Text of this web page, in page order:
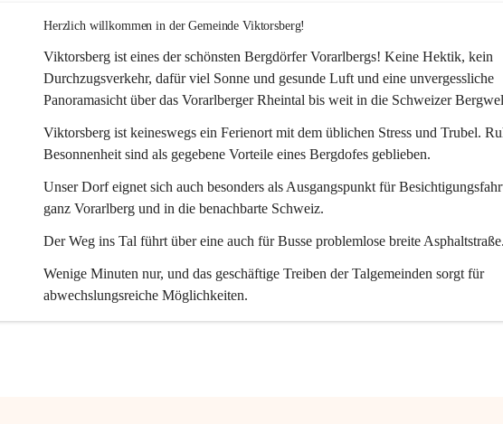
Herzlich willkommen in der Gemeinde Viktorsberg!
Viktorsberg ist eines der schönsten Bergdörfer Vorarlbergs! Keine Hektik, kein
Durchzugsverkehr, dafür viel Sonne und gesunde Luft und eine unvergessliche
Panoramasicht über das Vorarlberger Rheintal bis weit in die Schweizer
Viktorsberg ist keineswegs ein Ferienort mit dem üblichen Stress und Trubel.
Besonnenheit sind als gegebene Vorteile eines Bergdofes geblieben.
Unser Dorf eignet sich auch besonders als Ausgangspunkt für
ganz Vorarlberg und in die benachbarte Schweiz.
Der Weg ins Tal führt über eine auch für Busse problemlose breite
Wenige Minuten nur, und das geschäftige Treiben der Talgemeinden sorgt für
abwechslungsreiche Möglichkeiten.